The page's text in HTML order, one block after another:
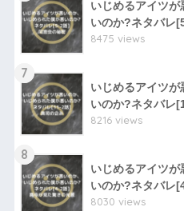
いじめるアイツ
いのか?ネタバレ
8475 views
7
いじめるアイツ
いのか?ネタバレ
8216 views
8
いじめるアイツ
いのか?ネタバレ
8030 views